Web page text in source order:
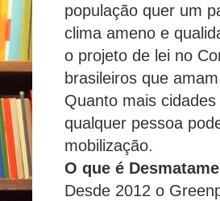
população quer um
clima ameno e
o projeto de lei no
brasileiros que
Quanto mais
qualquer pessoa
mobilização.
O que é
Desde 2012 o